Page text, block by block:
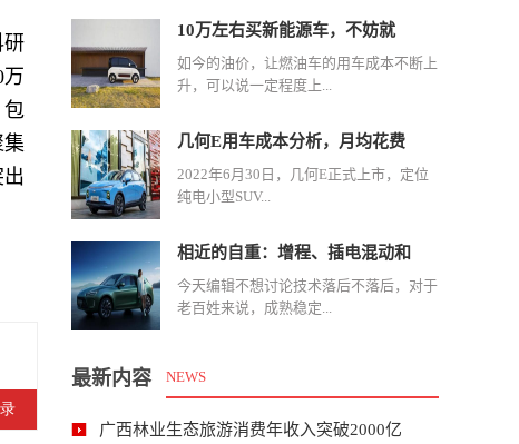
研
包
10万左右买新能源车，不妨就
如今的油价，让燃油车的用车成本不断上
升，可以说一定程度上...
几何E用车成本分析，月均花费
2022年6月30日，几何E正式上市，定位
纯电小型SUV...
相近的自重：增程、插电混动和
今天编辑不想讨论技术落后不落后，对于
老百姓来说，成熟稳定...
最新内容 NEWS
广西林业生态旅游消费年收入突破2000亿